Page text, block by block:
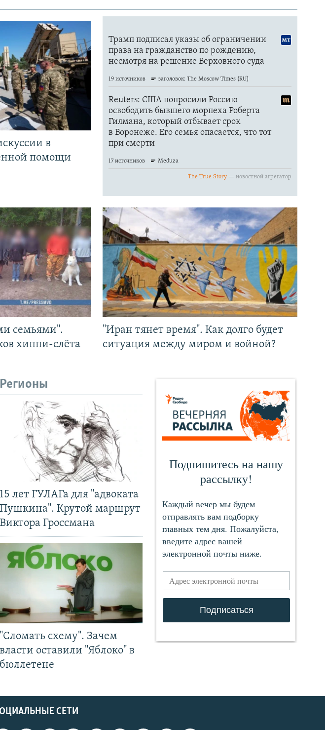
в
помощи
семьями".
хиппи-слёта
"Иран тянет время". Как долго будет
ситуация между миром и войной?
Регионы
15 лет ГУЛАГа для "адвоката
Пушкина". Крутой маршрут
Виктора Гроссмана
"Сломать схему". Зачем
власти оставили "Яблоко" в
бюллетене
СЕТИ